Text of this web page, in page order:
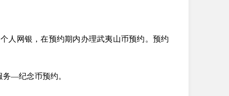
人网银，在预约期内办理武夷山币预约。预约
—纪念币预约。